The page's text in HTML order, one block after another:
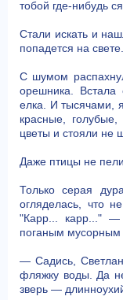
тобой где-нибудь
Стали искать и
попадется на свете.
С шумом
орешника. Встала
елка. И тысячами,
красные,
цветы и стояли не
Даже птицы не
Только серая
огляделась, что
"Карр... карр..." —
поганым мусорным
— Садись,
фляжку воды. Да
зверь —